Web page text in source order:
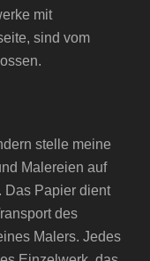
mit
sind vom
stelle meine
Malereien auf
Das Papier dient
des
Malers. Jedes